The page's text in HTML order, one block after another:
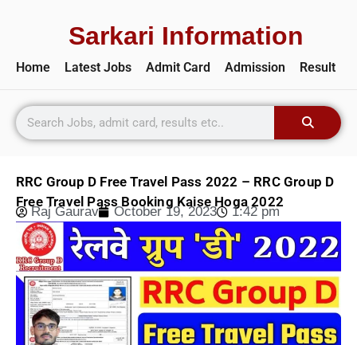
Sarkari Information
Home Latest Jobs Admit Card Admission Result
RRC Group D Free Travel Pass 2022 – RRC Group D
Free Travel Pass Booking Kaise Hoga 2022
Raj Gaurav October 19, 2023 1:42 pm